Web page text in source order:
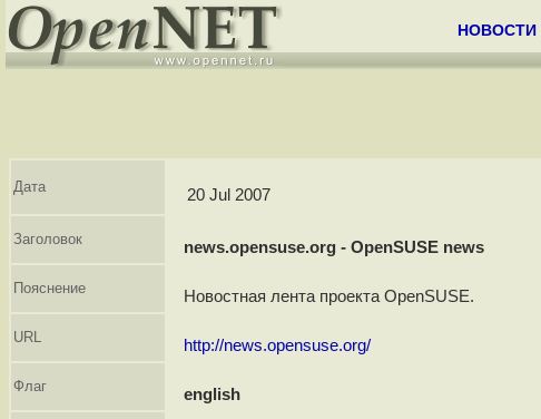
НОВОСТИ
Дата 20 Jul 2007
Заголовок news.opensuse.org - OpenSUSE news
Пояснение Новостная лента проекта OpenSUSE.
URL http://news.opensuse.org/
Флаг english